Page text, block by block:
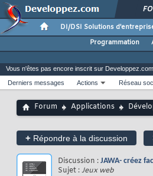
DI/DSI Solutions
Programmation
Vous n'êtes pas encore inscrit sur
Derniers messages
Actions Réseau
Forum Applications
+ Répondre à la discussion
Discussion : JAWA- créez
Sujet :Jeux web